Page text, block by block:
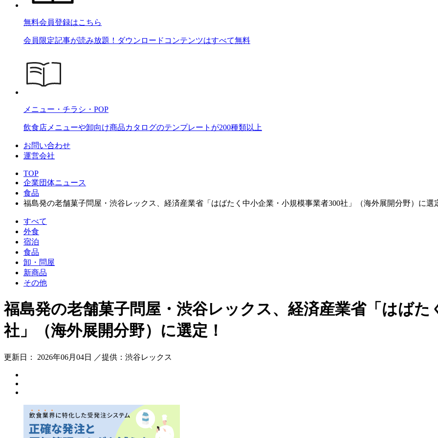
無料会員登録はこちら
会員限定記事が読み放題！ダウンロードコンテンツはすべて無料
メニュー・チラシ・POP
飲食店メニューや卸向け商品カタログのテンプレートが200種類以上
お問い合わせ
運営会社
TOP
企業団体ニュース
食品
福島発の老舗菓子問屋・渋谷レックス、経済産業省「はばたく中小企業・小規模事業者300社」（海外展開分野）に選
すべて
外食
宿泊
食品
卸・問屋
新商品
その他
福島発の老舗菓子問屋・渋谷レックス、経済産業省「はばた
社」（海外展開分野）に選定！
更新日： 2026年06月04日 ／提供：渋谷レックス